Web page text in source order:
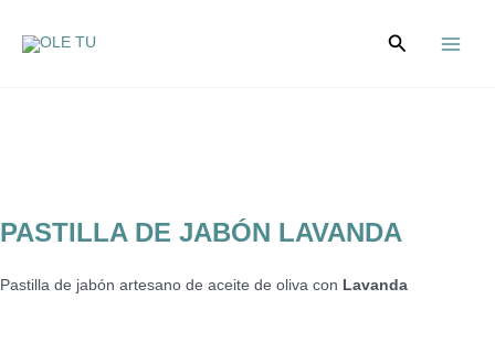
Buscar
Menu
PASTILLA DE JABÓN LAVANDA
Pastilla de jabón artesano de aceite de oliva con Lavanda